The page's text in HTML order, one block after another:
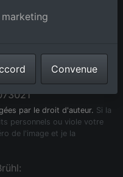
à Brühl dans le
Allemagneprise le
par le droit d'auteur. Si la
personnels ou viole votre
de l'image et je la
Convenue